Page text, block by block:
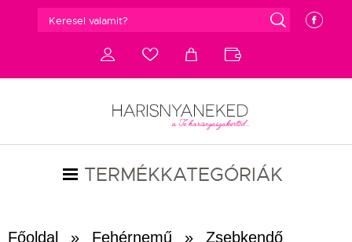
e g
d c a b
TERMÉKKATEGÓRIÁK
Főoldal » Fehérnemű » Zsebkendő